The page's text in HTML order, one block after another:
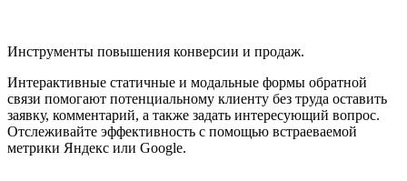
Инструменты повышения конверсии и продаж.
Интерактивные статичные и модальные формы обратной
связи помогают потенциальному клиенту без труда оставить
заявку, комментарий, а также задать интересующий вопрос.
Отслеживайте эффективность с помощью встраеваемой
метрики Яндекс или Google.